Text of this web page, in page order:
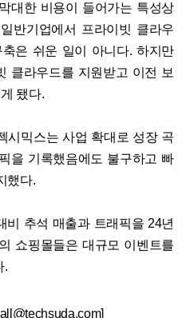
대한 비용이 들어가는 특성상
반기업에서 프라이빗 클라우
은 쉬운 일이 아니다. 하지만
클라우드를 지원받고 이전 보
됐다.
시믹스는 사업 확대로 성장 곡
을 기록했음에도 불구하고 빠
했다.
비 추석 매출과 트래픽을 24년
쇼핑몰들은 대규모 이벤트를
.